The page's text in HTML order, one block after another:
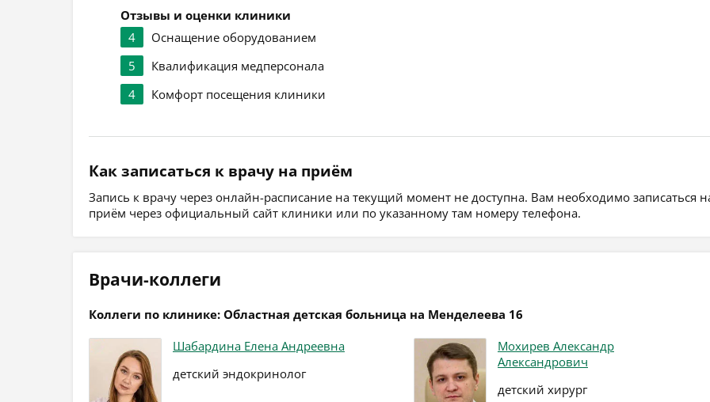
Отзывы и оценки клиники
4
Оснащение оборудованием
5
Квалификация медперсонала
4
Комфорт посещения клиники
Как записаться к врачу на приём
Запись к врачу через онлайн-расписание на текущий момент не доступна. Вам необходимо записаться
приём через официальный сайт клиники или по указанному там номеру телефона.
Врачи-коллеги
Коллеги по клинике: Областная детская больница на Менделеева 16
Шабардина Елена Андреевна
детский эндокринолог
Мохирев Александр
Александрович
детский хирург